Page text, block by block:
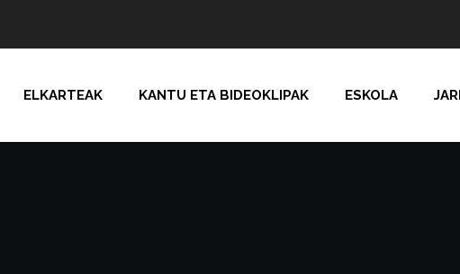
ELKARTEAK KANTU ETA BIDEOKLIPAK ESKOLA